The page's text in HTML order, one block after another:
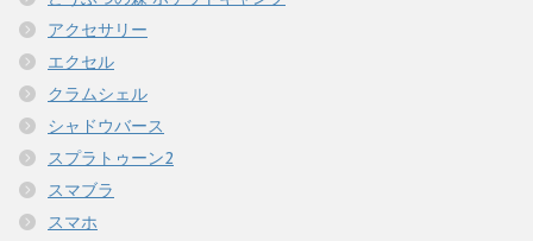
アクセサリー
エクセル
クラムシェル
シャドウバース
スプラトゥーン2
スマブラ
スマホ